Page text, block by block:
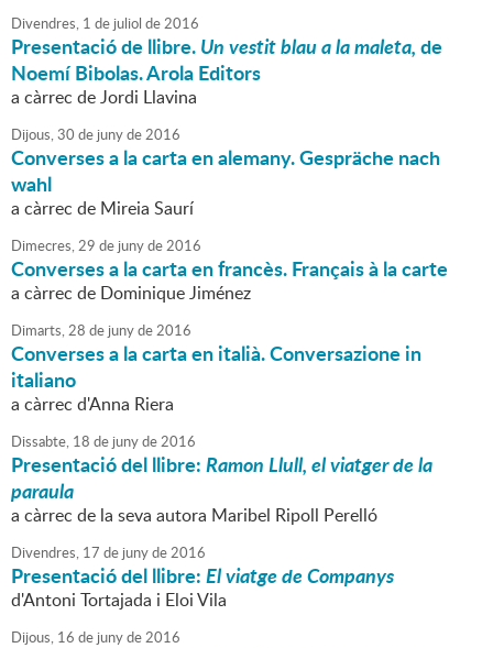
Divendres, 1 de juliol de2016
Presentació de llibre.Un vestit blau a la maleta,de
Noemí Bibolas. Arola Editors
a càrrec de Jordi Llavina
Dijous,30 de junyde2016
Converses a la carta en alemany. Gespräche nach
wahl
a càrrec de Mireia Saurí
Dimecres,29 de junyde2016
Converses a la carta en francès. Français à la carte
a càrrec de Dominique Jiménez
Dimarts,28 de junyde2016
Converses a la carta en italià. Conversazione in
italiano
a càrrec d'Anna Riera
Dissabte, 18 de junyde2016
Presentació del llibre:Ramon Llull, el viatger de la
paraula
a càrrec de la seva autora Maribel Ripoll Perelló
Divendres, 17 de junyde2016
Presentació del llibre:El viatge de Companys
d'Antoni Tortajada i Eloi Vila
Dijous, 16 de junyde2016